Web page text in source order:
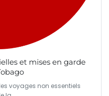
et mises en garde
les voyages non essentiels